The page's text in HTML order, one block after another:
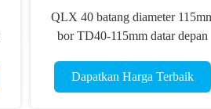
QLX 40 batang diameter
bor TD40-115mm datar depan
kecepatan bit
Dapatkan Harga Terbaik